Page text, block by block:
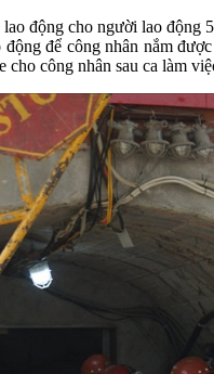
động cho người lao
để công nhân nắm
công nhân sau ca làm